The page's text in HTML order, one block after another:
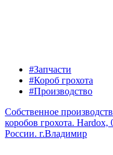
#Запчасти
#Короб грохота
#Производство
Собственное
коробов грохота.
России. г.Владимир